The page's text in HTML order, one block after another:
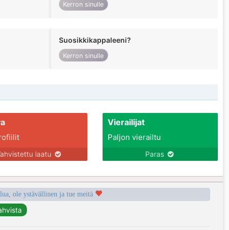
Kerron sinulle
Suosikkikappaleeni?
Kerron sinulle
laatu
Vierailijat
Paljon vierailtu
Paras
ole ystävällinen ja tue meitä